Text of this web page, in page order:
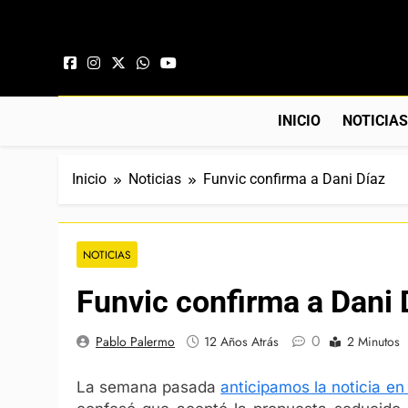
INICIO NOTICIAS
Inicio Noticias Funvic confirma a Dani Díaz
NOTICIAS
Funvic confirma a Dani
Pablo Palermo 12 Años Atrás 0 2 Minutos
La semana pasadaanticipamos la noticia